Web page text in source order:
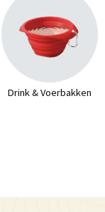
Drink & Voerbakken